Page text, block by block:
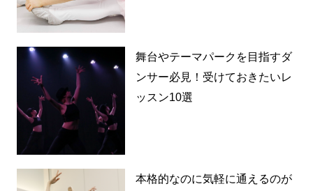
舞台やテーマパークを目指すダ
ンサー必見！受けておきたいレ
ッスン10選
本格的なのに気軽に通えるのが